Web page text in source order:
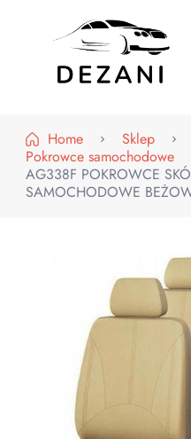
Home
Sklep
Pokrowce samochodowe
AG338F POKROWCE
SAMOCHODOWE